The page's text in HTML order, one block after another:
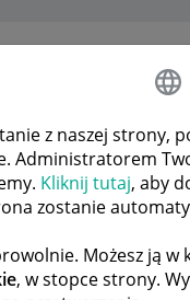
z naszej strony,
Administratorem
Kliknij tutaj, aby
zostanie
Możesz ją w
, w stopce strony.
została dostarczona